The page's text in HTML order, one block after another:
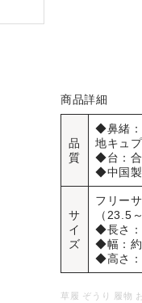
商品詳細
品
質
◆鼻緒：
地キュ
◆台：
◆中国製
サ
イ
ズ
フリー
（23.5
◆長さ
◆幅：
◆高さ
草履 ぞうり 履物